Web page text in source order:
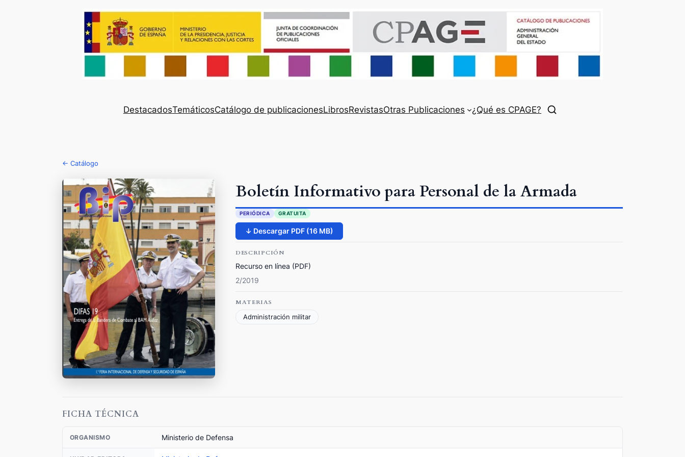
DestacadosTemáticosCatálogo de publicacionesLibrosRevistasOtras Publicaciones ¿Qué es CPAGE?
← Catálogo
Boletín Informativo para Personal de la Armada
PERIÓDICA GRATUITA
↓ Descargar PDF (16 MB)
DESCRIPCIÓN
Recurso en línea (PDF)
2/2019
MATERIAS
Administración militar
FICHA TÉCNICA
ORGANISMO Ministerio de Defensa